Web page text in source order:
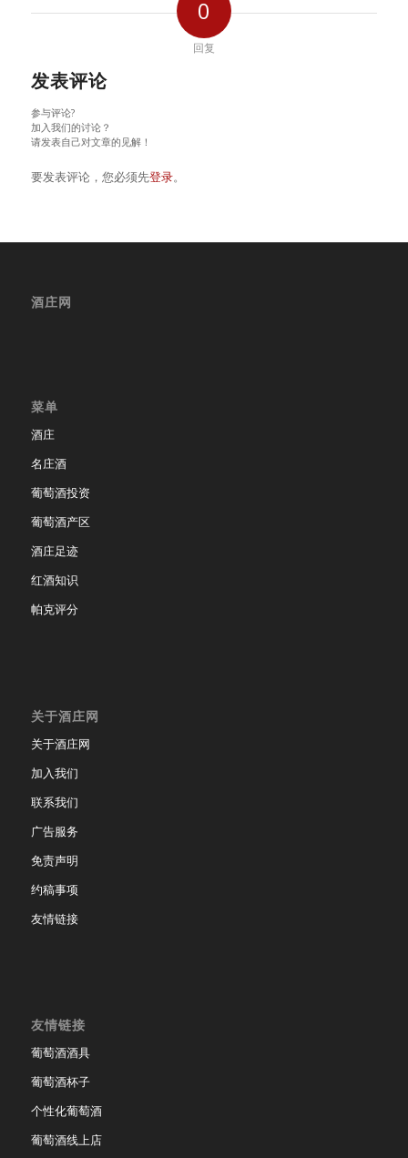
0
回复
发表评论
参与评论?
加入我们的讨论？
请发表自己对文章的见解！
要发表评论，您必须先登录。
酒庄网
菜单
酒庄
名庄酒
葡萄酒投资
葡萄酒产区
酒庄足迹
红酒知识
帕克评分
关于酒庄网
关于酒庄网
加入我们
联系我们
广告服务
免责声明
约稿事项
友情链接
友情链接
葡萄酒酒具
葡萄酒杯子
个性化葡萄酒
葡萄酒线上店